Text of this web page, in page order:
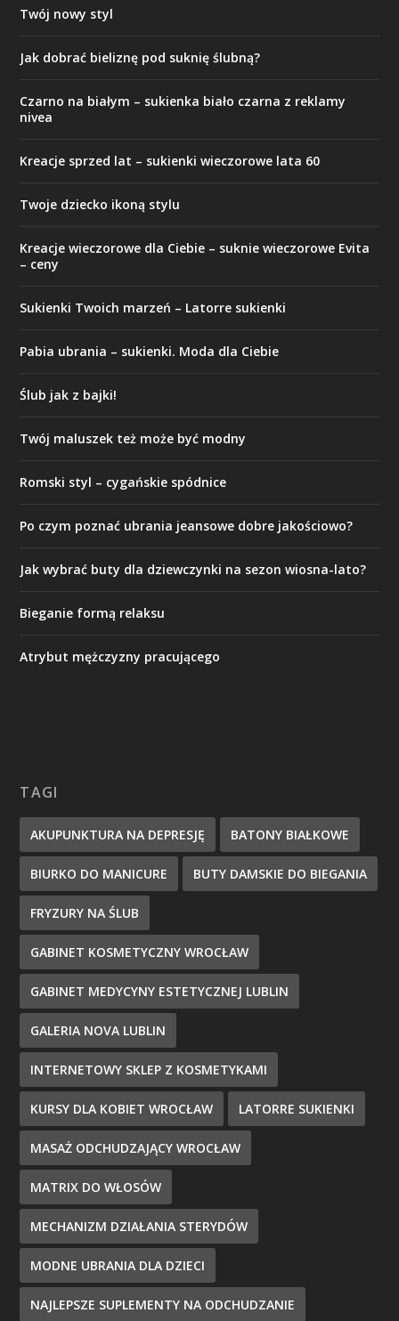
Twój nowy styl
Jak dobrać bieliznę pod suknię ślubną?
Czarno na białym – sukienka biało czarna z reklamy
nivea
Kreacje sprzed lat – sukienki wieczorowe lata 60
Twoje dziecko ikoną stylu
Kreacje wieczorowe dla Ciebie – suknie wieczorowe Evita
– ceny
Sukienki Twoich marzeń – Latorre sukienki
Pabia ubrania – sukienki. Moda dla Ciebie
Ślub jak z bajki!
Twój maluszek też może być modny
Romski styl – cygańskie spódnice
Po czym poznać ubrania jeansowe dobre jakościowo?
Jak wybrać buty dla dziewczynki na sezon wiosna-lato?
Bieganie formą relaksu
Atrybut mężczyzny pracującego
TAGI
AKUPUNKTURA NA DEPRESJĘ BATONY BIAŁKOWE
BIURKO DO MANICURE BUTY DAMSKIE DO BIEGANIA
FRYZURY NA ŚLUB
GABINET KOSMETYCZNY WROCŁAW
GABINET MEDYCYNY ESTETYCZNEJ LUBLIN
GALERIA NOVA LUBLIN
INTERNETOWY SKLEP Z KOSMETYKAMI
KURSY DLA KOBIET WROCŁAW LATORRE SUKIENKI
MASAŻ ODCHUDZAJĄCY WROCŁAW
MATRIX DO WŁOSÓW
MECHANIZM DZIAŁANIA STERYDÓW
MODNE UBRANIA DLA DZIECI
NAJLEPSZE SUPLEMENTY NA ODCHUDZANIE